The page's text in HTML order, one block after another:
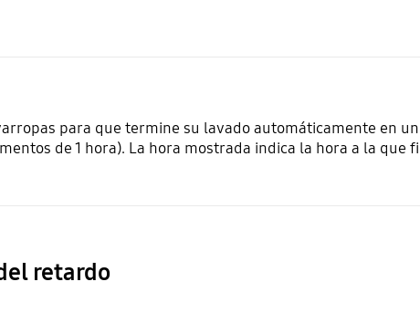
para que termine su lavado automáticamente en
de 1 hora). La hora mostrada indica la hora a la que
retardo